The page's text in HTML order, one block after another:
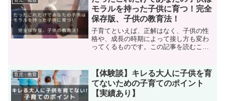
モラルを持った子供に育つ！完全
保存版、子供の教育法！
子育てといえば、正解はなく、子供の性
格や、成長の時期によって接し方も変わ
ってくるものです。この記事を読むこと
育児・教育
【体験談】キレる大人に子供を育
てないための子育てのポイント
【実績あり】